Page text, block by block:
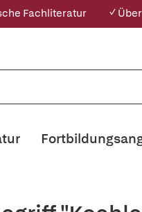
Fachliteratur ✓